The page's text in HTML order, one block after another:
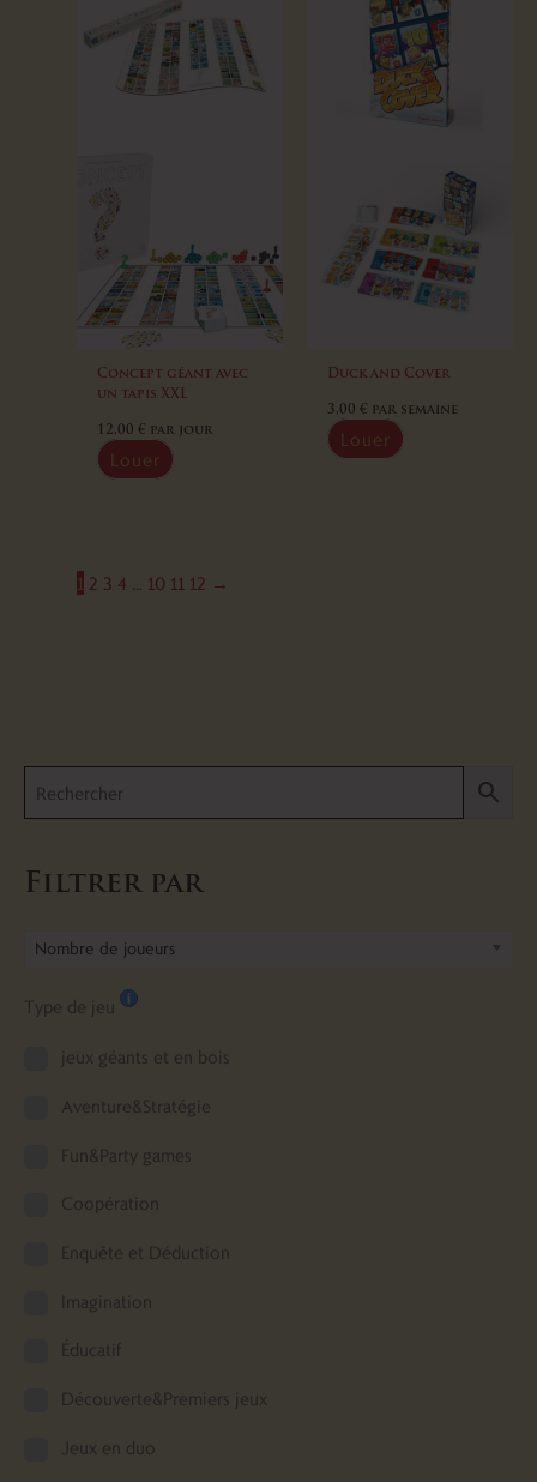
Filtrer par
Nombre de joueurs
Type de jeu
jeux géants et en bois
Aventure&Stratégie
Fun&Party games
Coopération
Enquête et Déduction
Imagination
Éducatif
Découverte&Premiers jeux
Jeux en duo
Concept géant avec
un tapis XXL
12,00 € par jour
Louer
Duck and Cover
3,00 € par semaine
Louer
1 2 3 4 … 10 11 12 →